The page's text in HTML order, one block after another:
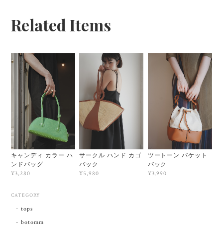
Related Items
キャンディ カラー ハ
ンドバッグ
¥3,280
サークル ハンド カゴ
バック
¥5,980
ツートーン バケット
バック
¥3,990
CATEGORY
tops
botomm